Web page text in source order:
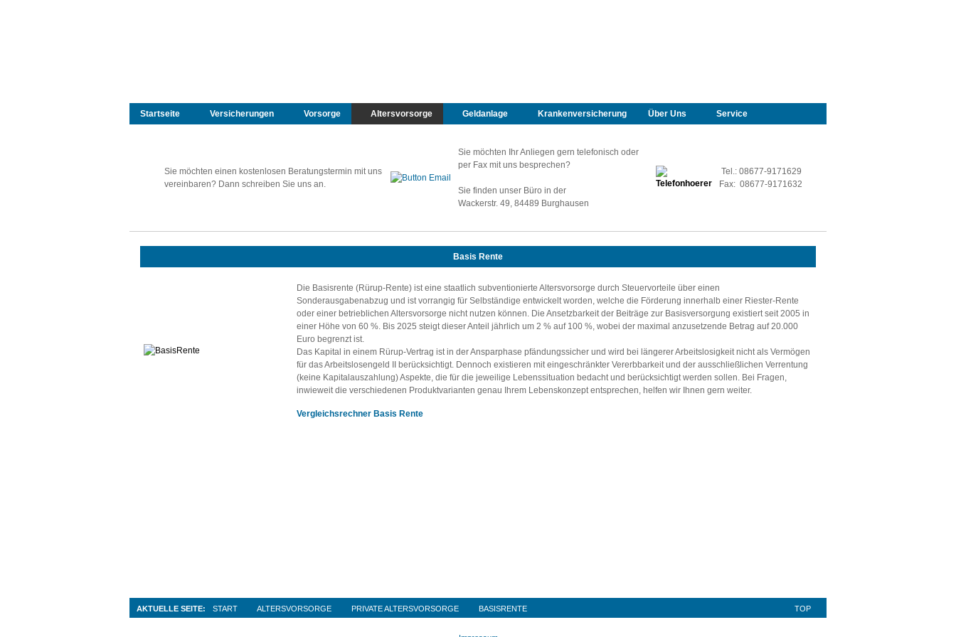
Startseite Versicherungen Vorsorge Altersvorsorge Geldanlage Krankenversicherung Über Uns Service
Sie möchten einen kostenlosen Beratungstermin mit uns
vereinbaren? Dann schreiben Sie uns an.
Sie möchten Ihr Anliegen gern telefonisch oder
per Fax mit uns besprechen?
Sie finden unser Büro in der
Wackerstr. 49, 84489 Burghausen
Tel.: 08677-9171629
Fax: 08677-9171632
Basis Rente
Die Basisrente (Rürup-Rente) ist eine staatlich subventionierte Altersvorsorge durch Steuervorteile über einen
Sonderausgabenabzug und ist vorrangig für Selbständige entwickelt worden, welche die Förderung innerhalb einer Riester-Rente
oder einer betrieblichen Altersvorsorge nicht nutzen können. Die Ansetzbarkeit der Beiträge zur Basisversorgung existiert seit 2005 in
einer Höhe von 60 %. Bis 2025 steigt dieser Anteil jährlich um 2 % auf 100 %, wobei der maximal anzusetzende Betrag auf 20.000
Euro begrenzt ist.
Das Kapital in einem Rürup-Vertrag ist in der Ansparphase pfändungssicher und wird bei längerer Arbeitslosigkeit nicht als Vermögen
für das Arbeitslosengeld II berücksichtigt. Dennoch existieren mit eingeschränkter Vererbbarkeit und der ausschließlichen Verrentung
(keine Kapitalauszahlung) Aspekte, die für die jeweilige Lebenssituation bedacht und berücksichtigt werden sollen. Bei Fragen,
inwieweit die verschiedenen Produktvarianten genau Ihrem Lebenskonzept entsprechen, helfen wir Ihnen gern weiter.
Vergleichsrechner Basis Rente
AKTUELLE SEITE: START ALTERSVORSORGE PRIVATE ALTERSVORSORGE BASISRENTE TOP